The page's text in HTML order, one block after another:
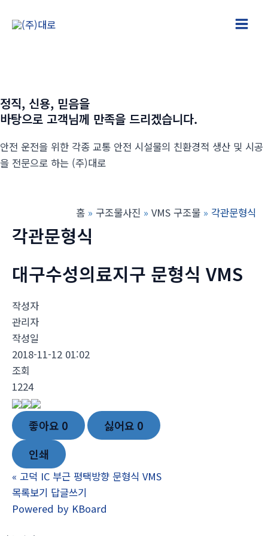
뛰
기
Main
정직, 신용, 믿음을
바탕으로 고객님께 만족을 드리겠습니다.
안전 운전을 위한 각종 교통 안전 시설물의 친환경적 생산 및 시공
을 전문으로 하는 (주)대로
홈 구조물사진 VMS 구조물 각관문형식
각관문형식
대구수성의료지구 문형식 VMS
작성자
관리자
작성일
2018-11-12 01:02
조회
1224
좋아요 0 싫어요 0
인쇄
« 고덕 IC 부근 평택방향 문형식 VMS
목록보기 답글쓰기
Powered by KBoard